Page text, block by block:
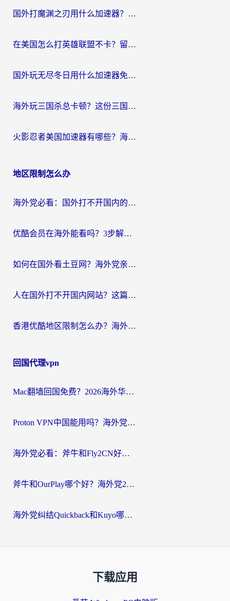
国外打魔渊之刃用什么加速器？2026海外玩家国服游戏加速全攻略（附闪耀暖暖&复苏的魔女避坑指南）
在美国怎么打英雄联盟不卡？留学生亲测的国服游戏加速全攻略
国外玩无尽冬日用什么加速器免费？海外党国服游戏加速避坑指南
海外玩三国杀总卡顿？这份三国杀游戏加速器指南帮你告别延迟烦恼
火影忍者美国加速器有哪些？海外党亲测的国服游戏加速全攻略（含菲律宾玩三国之刃守望黎明技巧）
地区限制怎么办
海外党必看：国外打不开国内的app怎么办？3步解决你的乡愁
优酷会员在海外能看吗？3步解决海外追剧难题，附实测好用加速器推荐
如何在国外看土豆网？海外党亲测有效的追剧加速器选择指南
人在国外打不开国内网站？这篇攻略帮你无缝解锁国内资源（附交管12123使用技巧）
香港优酷地区限制怎么办？海外党亲测有效的追剧解决方案
回国代理vpn
Mac翻墙回国免费？2026海外华人亲测：从CCTV5直播到国内APP，这样选加速器才靠谱
Proton VPN中国能用吗？海外党选回国加速器的避坑指南（附番茄加速器实测）
海外党必看：斧牛和Fly2CN好用吗？3招教你选对回国加速器（附免费试用攻略）
斧牛和OurPlay哪个好？海外党2026亲测：选对加速器，国内资源秒加载
海外党纠结Quickback和Kuyo哪个好？选对回国加速器才能无缝刷国内资源
下载应用